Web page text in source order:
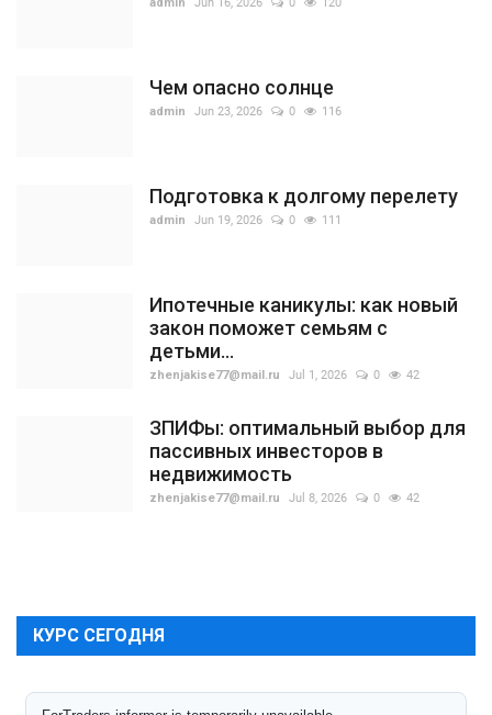
Чем опасно солнце
admin Jun 23, 2026 0 116
Подготовка к долгому перелету
admin Jun 19, 2026 0 111
Ипотечные каникулы: как новый
закон поможет семьям с
детьми...
zhenjakise77@mail.ru Jul 1, 2026 0 42
ЗПИФы: оптимальный выбор для
пассивных инвесторов в
недвижимость
zhenjakise77@mail.ru Jul 8, 2026 0 42
КУРС СЕГОДНЯ